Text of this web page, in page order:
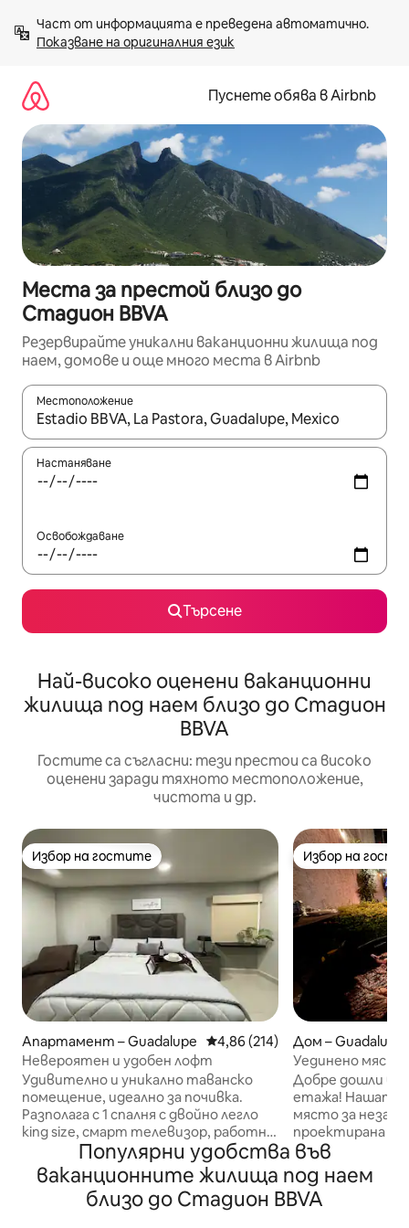
към
съдържанието
Показване на оригиналния език
Пуснете обява в Airbnb
Места за престой близо до
Стадион BBVA
Резервирайте уникални ваканционни жилища под
наем, домове и още много места в Airbnb
Местоположение
Когато резултатите се покажат, използвайте
Настаняване
Освобождаване
Търсене
Най-високо оценени ваканционни
жилища под наем близо до Стадион
BBVA
Гостите са съгласни: тези престои са високо
оценени заради тяхното местоположение,
чистота и др.
Избор на гостите
Избор на гостите
Апартамент – Guadalupe Средна оценка: 4,86 от 5,
4,86 (214)
Невероятен и удобен лофт
Удивително и уникално таванско
помещение, идеално за почивка.
Разполага с 1 спалня с двойно легло
king size, смарт телевизор, работно
пространство, шезлонг, напълно
оборудвана баня, баня и тоалетна,
минибар, минибар, микровълнова
печка, микровълнова печка,
Избор на
Избор на
Дом – Guadalupe
Уединено място
BBVA/
6 души
Добре дошли в
етажа! Нашата къща е идеалното
място за
проектирана
включително и
любимци. Домът
ремонтирана
зона за
Популярни удобства във
ваканционните жилища под наем
близо до Стадион BBVA